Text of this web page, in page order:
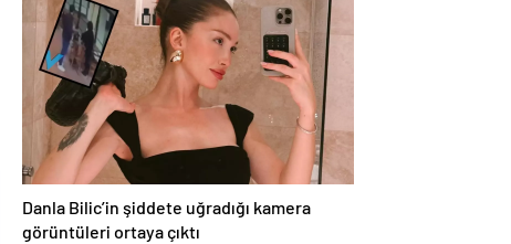
kaybetti
Danla Bilic’in şiddete uğradığı kamera
görüntüleri ortaya çıktı